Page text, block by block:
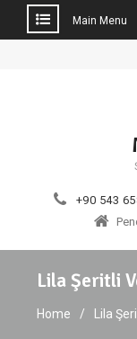
Main Menu
+90 543
Lila Şeritli
Home Lila